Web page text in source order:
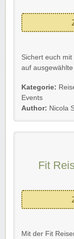
Sichert euch
auf ausgewählte
Gültig für alle
Einfach dem
Viel Spaß und
Kategorie:
Events
Author: Nicola
Fit
Mit der Fit